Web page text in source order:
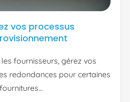
vos processus
fournisseurs, gérez vos
redondances pour certaines
fournitures…